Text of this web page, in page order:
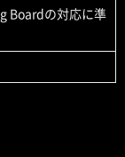
Boardの対応に準